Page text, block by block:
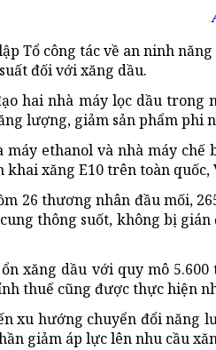
Tổ công tác về an ninh
đối với xăng dầu.
hai nhà máy lọc dầu
lượng, giảm sản phẩm phi
máy ethanol và nhà máy
khai xăng E10 trên toàn
26 thương nhân đầu mối,
thông suốt, không bị
xăng dầu với quy mô
thuế cũng được thực hiện
xu hướng chuyển đổi năng
giảm áp lực lên nhu cầu